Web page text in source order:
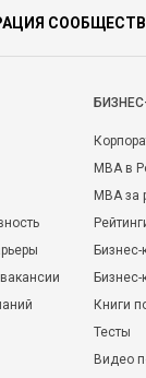
MBA в
MBA
Бизнес-
Книги
Тесты
Видео